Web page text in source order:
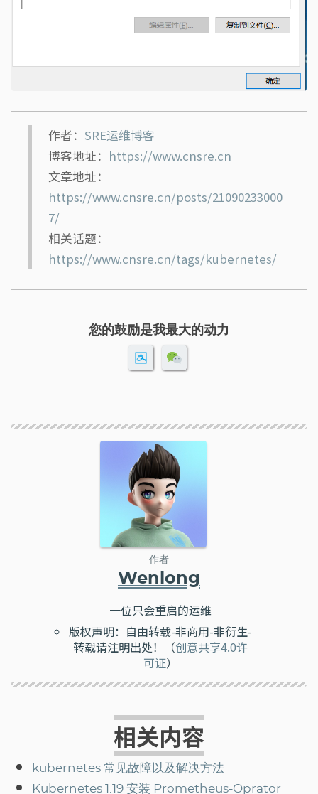
作者： SRE运维博客
博客地址： https://www.cnsre.cn
文章地址：
https://www.cnsre.cn/posts/21090233000
7/
相关话题：
https://www.cnsre.cn/tags/kubernetes/
您的鼓励是我最大的动力
作者
Wenlong
一位只会重启的运维
版权声明：自由转载-非商用-非衍生-
转载请注明出处！（创意共享4.0许
可证）
相关内容
kubernetes 常见故障以及解决方法
Kubernetes 1.19 安装 Prometheus-Oprator